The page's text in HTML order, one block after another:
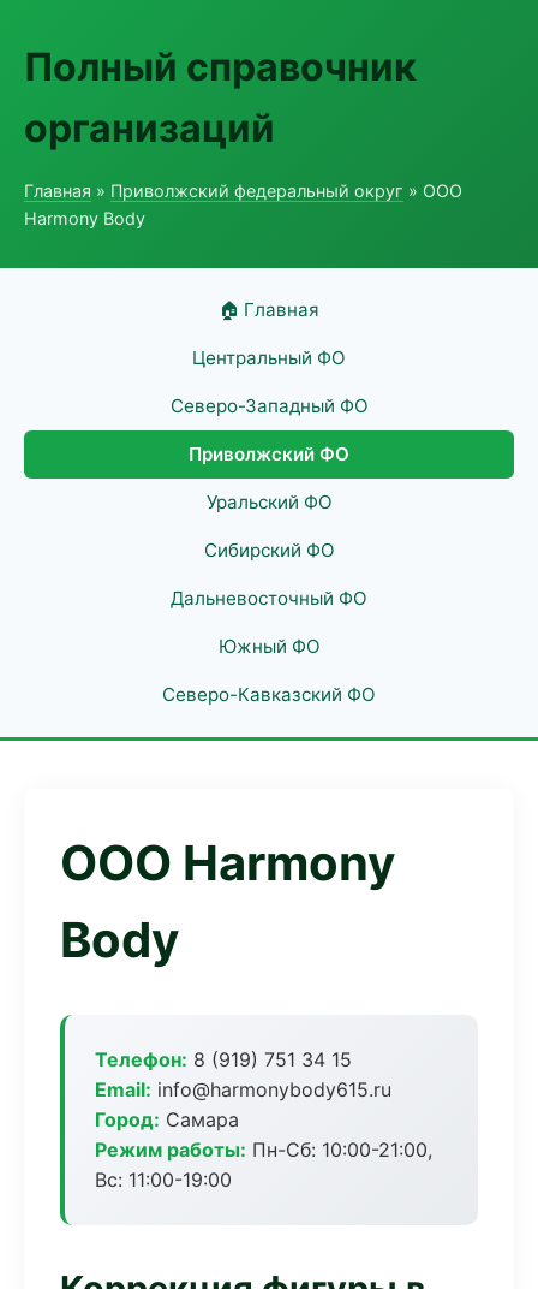
Полный справочник
организаций
Главная » Приволжский федеральный округ » ООО
Harmony Body
🏠 Главная
Центральный ФО
Северо-Западный ФО
Приволжский ФО
Уральский ФО
Сибирский ФО
Дальневосточный ФО
Южный ФО
Северо-Кавказский ФО
ООО Harmony
Body
Телефон: 8 (919) 751 34 15
Email: info@harmonybody615.ru
Город: Самара
Режим работы: Пн-Сб: 10:00-21:00,
Вс: 11:00-19:00